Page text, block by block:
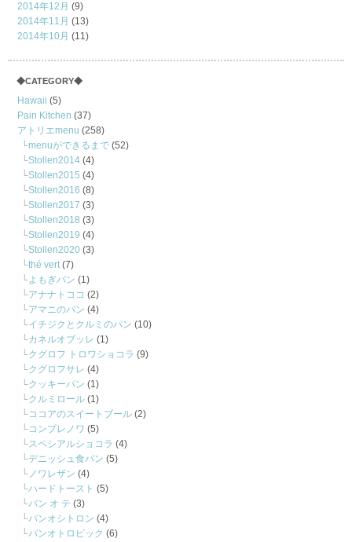
2014年12月 (9)
2014年11月 (13)
2014年10月 (11)
◆CATEGORY◆
Hawaii (5)
Pain Kitchen (37)
アトリエmenu (258)
menuができるまで (52)
Stollen2014 (4)
Stollen2015 (4)
Stollen2016 (8)
Stollen2017 (3)
Stollen2018 (3)
Stollen2019 (4)
Stollen2020 (3)
thé vert(7)
よもぎパン (1)
アナナトココ (2)
アマニのパン (4)
イチジクとクルミのパン (10)
カネルオブッレ (1)
クグロフ トロワショコラ (9)
クグロフサレ (4)
クッキーパン (1)
クルミロール (1)
ココアのスイートブール (2)
コンプレノワ (5)
スペシアルショコラ (4)
デニッシュ食パン (5)
ノワレザン (4)
ハードトースト (5)
パン オ テ (3)
パンオシトロン (4)
パンオトロピック (6)